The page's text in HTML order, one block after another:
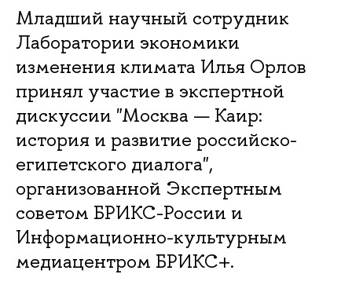
Младший научный сотрудник
Лаборатории экономики
изменения климата Илья Орлов
принял участие в экспертной
дискуссии "Москва — Каир:
история и развитие российско-
египетского диалога",
организованной Экспертным
советом БРИКС-России и
Информационно-культурным
медиацентром БРИКС+.